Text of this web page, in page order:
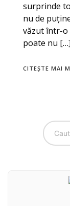
surprinde
nu de
văzut într-o
poate nu […]
CITEȘTE MAI